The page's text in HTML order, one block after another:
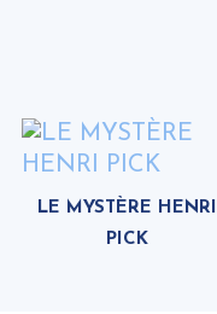
LE MYSTÈRE HENRI
PICK